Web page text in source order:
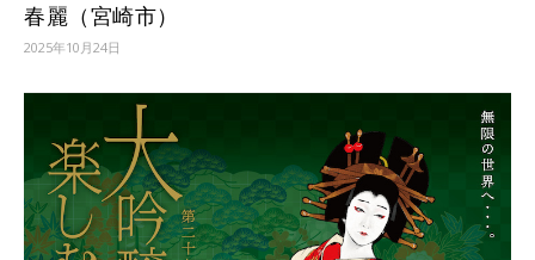
春麗（宮崎市）
2025年10月24日